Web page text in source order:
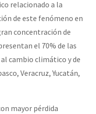
relacionado a la
de este fenómeno en
concentración de
el 70% de las
cambio climático y de
Veracruz, Yucatán,
mayor pérdida